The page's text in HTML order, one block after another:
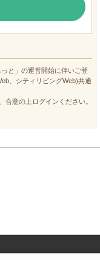
と」の運営開始に伴いご登
、シティリビングWeb)共通
合意の上ログインください。